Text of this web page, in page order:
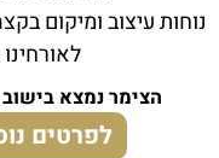
נוחות עיצוב ומיקום
הצימר נמצא בישוב
לפרטים נוספים: